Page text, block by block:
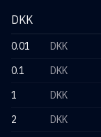
DKK
0.01 DKK
0.1
DKK
1
DKK
2
DKK